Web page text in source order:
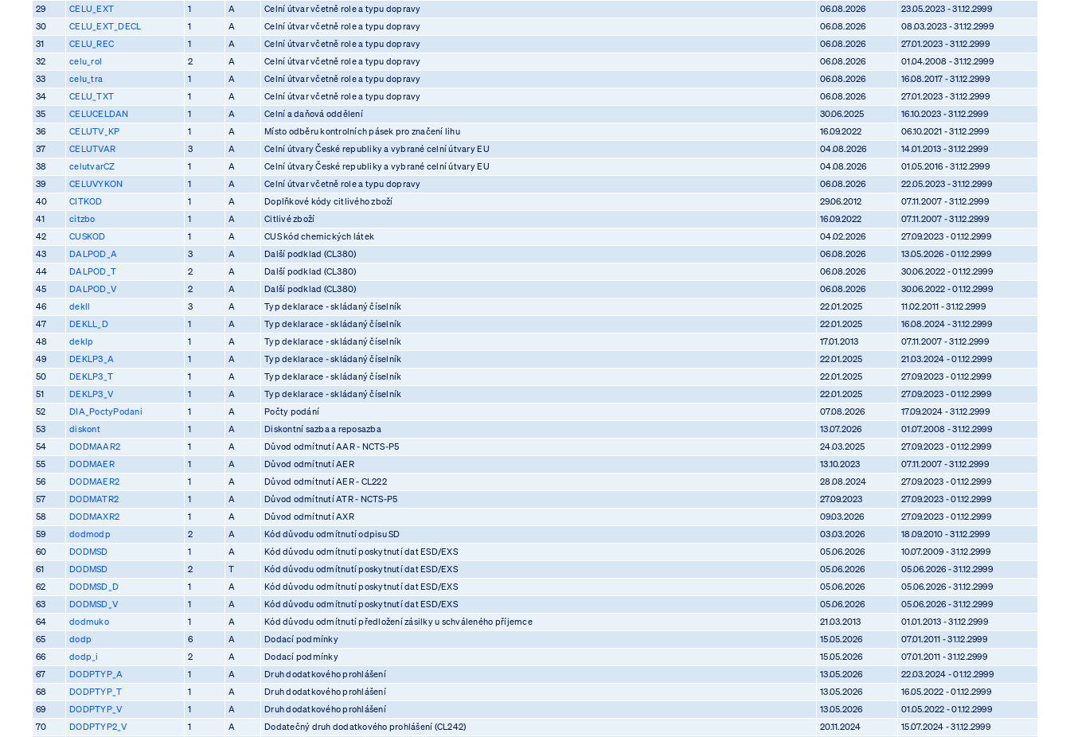
29
CELU_EXT 1 A Celní útvar včetně role a typu dopravy 06.08.2026
23.05.2023 - 31.12.2999
30
CELU_EXT_DECL 1 A Celní útvar včetně role a typu dopravy 06.08.2026
08.03.2023 - 31.12.2999
31
CELU_REC 1 A Celní útvar včetně role a typu dopravy 06.08.2026
27.01.2023 - 31.12.2999
32
celu_rol 2 A Celní útvar včetně role a typu dopravy 06.08.2026
01.04.2008 - 31.12.2999
33
celu_tra 1 A Celní útvar včetně role a typu dopravy 06.08.2026
16.08.2017 - 31.12.2999
34
CELU_TXT 1 A Celní útvar včetně role a typu dopravy 06.08.2026
27.01.2023 - 31.12.2999
35
CELUCELDAN 1 A Celní a daňová oddělení 30.06.2025
16.10.2023 - 31.12.2999
36
CELUTV_KP 1 A Místo odběru kontrolních pásek pro značení lihu 16.09.2022
06.10.2021 - 31.12.2999
37
CELUTVAR 3 A Celní útvary České republiky a vybrané celní útvary EU 04.08.2026
14.01.2013 - 31.12.2999
38
celutvarCZ 1 A Celní útvary České republiky a vybrané celní útvary EU 04.08.2026
01.05.2016 - 31.12.2999
39
CELUVYKON 1 A Celní útvar včetně role a typu dopravy 06.08.2026
22.05.2023 - 31.12.2999
40
CITKOD 1 A Doplňkové kódy citlivého zboží 29.06.2012
07.11.2007 - 31.12.2999
41
citzbo 1 A Citlivé zboží 16.09.2022
07.11.2007 - 31.12.2999
42
CUSKOD 1 A CUS kód chemických látek 04.02.2026
27.09.2023 - 01.12.2999
43
DALPOD_A 3 A Další podklad (CL380) 06.08.2026
13.05.2026 - 01.12.2999
44
DALPOD_T 2 A Další podklad (CL380) 06.08.2026
30.06.2022 - 01.12.2999
45
DALPOD_V 2 A Další podklad (CL380) 06.08.2026
30.06.2022 - 01.12.2999
46
dekll 3 A Typ deklarace - skládaný číselník 22.01.2025
11.02.2011 - 31.12.2999
47
DEKLL_D 1 A Typ deklarace - skládaný číselník 22.01.2025
16.08.2024 - 31.12.2999
48
deklp 1 A Typ deklarace - skládaný číselník 17.01.2013
07.11.2007 - 31.12.2999
49
DEKLP3_A 1 A Typ deklarace - skládaný číselník 22.01.2025
21.03.2024 - 01.12.2999
50
DEKLP3_T 1 A Typ deklarace - skládaný číselník 22.01.2025
27.09.2023 - 01.12.2999
51
DEKLP3_V 1 A Typ deklarace - skládaný číselník 22.01.2025
27.09.2023 - 01.12.2999
52
DIA_PoctyPodani 1 A Počty podání 07.08.2026
17.09.2024 - 31.12.2999
53
diskont 1 A Diskontní sazba a reposazba 13.07.2026
01.07.2008 - 31.12.2999
54
DODMAAR2 1 A Důvod odmítnutí AAR - NCTS-P5 24.03.2025
27.09.2023 - 01.12.2999
55
DODMAER 1 A Důvod odmítnutí AER 13.10.2023
07.11.2007 - 31.12.2999
56
DODMAER2 1 A Důvod odmítnutí AER - CL222 28.08.2024
27.09.2023 - 01.12.2999
57
DODMATR2 1 A Důvod odmítnutí ATR - NCTS-P5 27.09.2023
27.09.2023 - 01.12.2999
58
DODMAXR2 1 A Důvod odmítnutí AXR 09.03.2026
27.09.2023 - 01.12.2999
59
dodmodp 2 A Kód důvodu odmítnutí odpisu SD 03.03.2026
18.09.2010 - 31.12.2999
60
DODMSD 1 A Kód důvodu odmítnutí poskytnutí dat ESD/EXS 05.06.2026
10.07.2009 - 31.12.2999
61
DODMSD 2 T Kód důvodu odmítnutí poskytnutí dat ESD/EXS 05.06.2026
05.06.2026 - 31.12.2999
62
DODMSD_D 1 A Kód důvodu odmítnutí poskytnutí dat ESD/EXS 05.06.2026
05.06.2026 - 31.12.2999
63
DODMSD_V 1 A Kód důvodu odmítnutí poskytnutí dat ESD/EXS 05.06.2026
05.06.2026 - 31.12.2999
64
dodmuko 1 A Kód důvodu odmítnutí předložení zásilky u schváleného příjemce 21.03.2013
01.01.2013 - 31.12.2999
65
dodp 6 A Dodací podmínky 15.05.2026
07.01.2011 - 31.12.2999
66
dodp_i 2 A Dodací podmínky 15.05.2026
07.01.2011 - 31.12.2999
67
DODPTYP_A 1 A Druh dodatkového prohlášení 13.05.2026
22.03.2024 - 01.12.2999
68
DODPTYP_T 1 A Druh dodatkového prohlášení 13.05.2026
16.05.2022 - 01.12.2999
69
DODPTYP_V 1 A Druh dodatkového prohlášení 13.05.2026
01.05.2022 - 01.12.2999
70
DODPTYP2_V 1 A Dodatečný druh dodatkového prohlášení (CL242) 20.11.2024
15.07.2024 - 31.12.2999